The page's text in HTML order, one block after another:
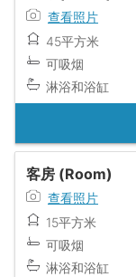
查看照片
45平方米
可吸烟
淋浴和浴缸
客房 (Room)
查看照片
15平方米
可吸烟
淋浴和浴缸